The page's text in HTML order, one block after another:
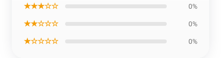
★★★☆☆ 0%
★★☆☆☆ 0%
★☆☆☆☆ 0%